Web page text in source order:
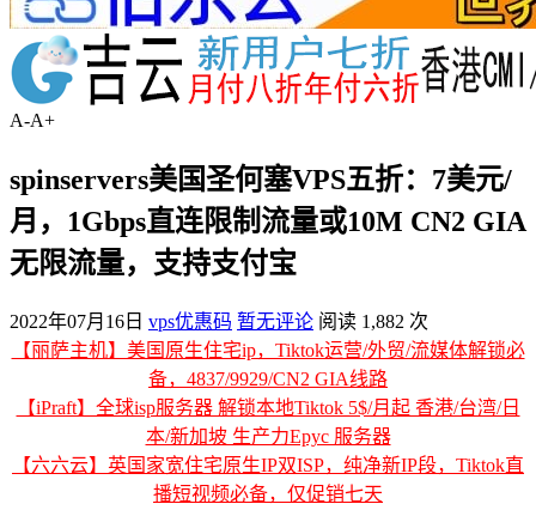
A-A+
spinservers美国圣何塞VPS五折：7美元/
月，1Gbps直连限制流量或10M CN2 GIA
无限流量，支持支付宝
2022年07月16日 vps优惠码 暂无评论 阅读 1,882 次
【丽萨主机】美国原生住宅ip，Tiktok运营/外贸/流媒体解锁必
备，4837/9929/CN2 GIA线路
【iPraft】全球isp服务器 解锁本地Tiktok 5$/月起 香港/台湾/日
本/新加坡 生产力Epyc 服务器
【六六云】英国家宽住宅原生IP双ISP，纯净新IP段，Tiktok直
播短视频必备，仅促销七天